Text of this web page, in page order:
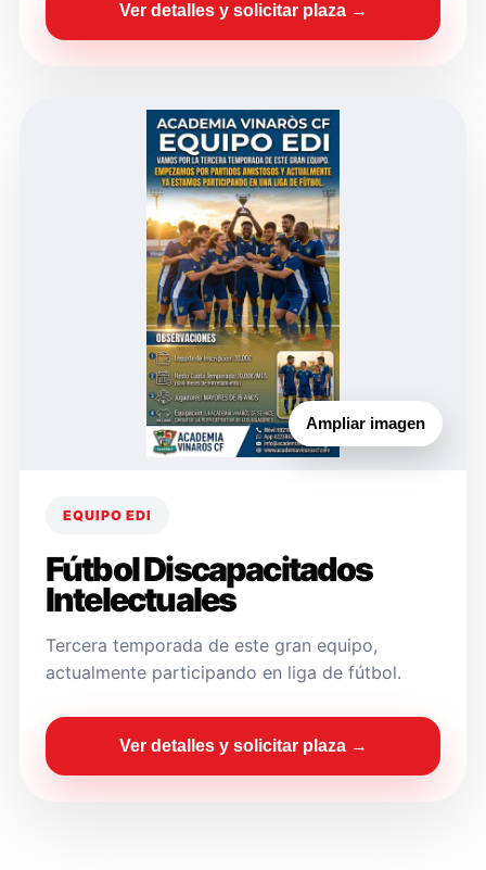
Ver detalles y solicitar plaza →
Ampliar imagen
EQUIPO EDI
Fútbol Discapacitados
Intelectuales
Tercera temporada de este gran equipo,
actualmente participando en liga de fútbol.
Ver detalles y solicitar plaza →